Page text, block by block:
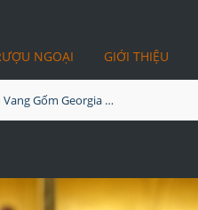
NGOẠI GIỚI THIỆU
Rượu Vang Gốm Georgia MS44